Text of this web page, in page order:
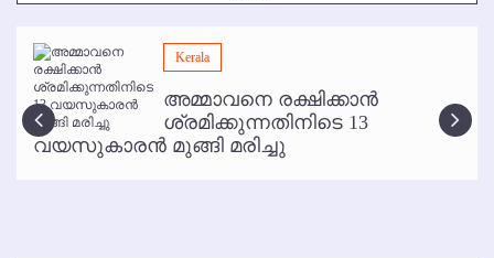
മമ്പുറം ആണ്ടു നേര്‍ച്ച ജൂണ്‍ 17 മുതല്‍
ഇനി രമേശ് പിഷാരടി സ്റ്റേജ് ഷോകള്‍ക്ക് ഇല്ല
കോഴിക്കോട് വിമാനത്താവളത്തില്‍ അനധികൃത പാര്‍ക്കിംഗ് പിരിവ് :
പരാതി തള്ളി
Kerala
അമ്മാവനെ രക്ഷിക്കാന്‍
ശ്രമിക്കുന്നതിനിടെ 13
വയസുകാരന്‍ മുങ്ങി മരിച്ചു